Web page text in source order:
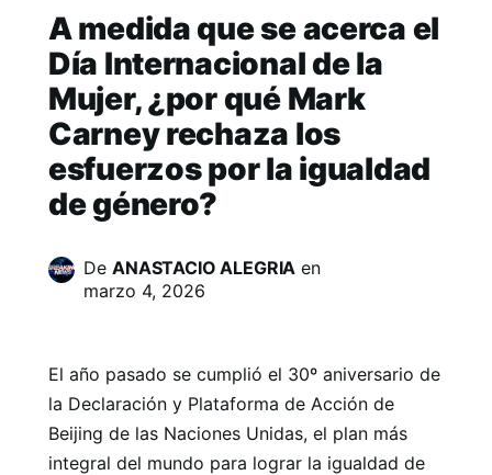
A medida que se acerca el
Día Internacional de la
Mujer, ¿por qué Mark
Carney rechaza los
esfuerzos por la igualdad
de género?
De ANASTACIO ALEGRIA en
marzo 4, 2026
El año pasado se cumplió el 30º aniversario de
la Declaración y Plataforma de Acción de
Beijing de las Naciones Unidas, el plan más
integral del mundo para lograr la igualdad de